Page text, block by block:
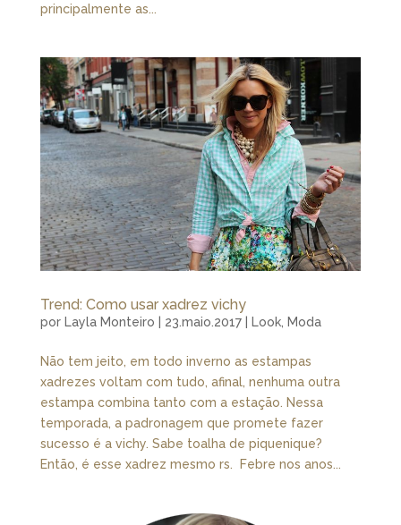
principalmente as...
Trend: Como usar xadrez vichy
por Layla Monteiro 23.maio.2017| Look, Moda
Não tem jeito, em todo inverno as estampas
xadrezes voltam com tudo, afinal, nenhuma outra
estampa combina tanto com a estação. Nessa
temporada, a padronagem que promete fazer
sucesso é a vichy. Sabe toalha de piquenique?
Então, é esse xadrez mesmo rs. Febre nos anos...